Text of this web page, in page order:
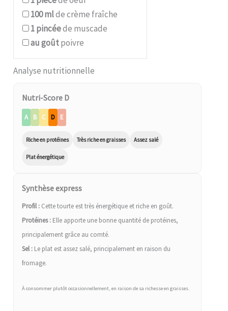
100mlde crème fraîche
1pincéede muscade
au goûtpoivre
Analyse nutritionnelle
Nutri-Score D
A B C D E
Riche en protéines Très riche en graisses Assez salé
Plat énergétique
Synthèse express
Profil : Cette tourte est très énergétique et riche en goût.
Protéines : Elle apporte une bonne quantité de protéines,
principalement grâce au comté.
Sel : Le plat est assez salé, principalement en raison du
fromage.
À consommer plutôt occasionnellement, en raison de sa richesse en graisses.